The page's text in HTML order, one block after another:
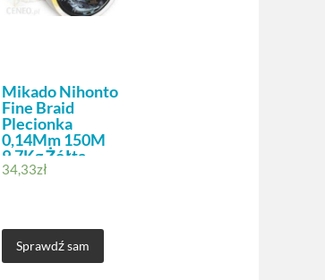
Mikado Nihonto
Fine Braid
Plecionka
0,14Mm 150M
9,7Kg Żółta
(ICGCPS7558)
34,33zł
Sprawdź sam